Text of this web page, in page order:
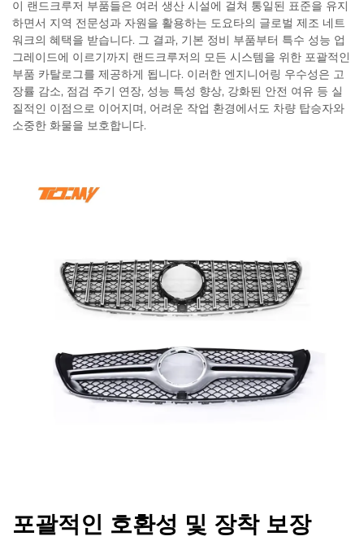
이 랜드크루저 부품들은 여러 생산 시설에 걸쳐 통일된 표준을 유지
하면서 지역 전문성과 자원을 활용하는 도요타의 글로벌 제조 네트
워크의 혜택을 받습니다. 그 결과, 기본 정비 부품부터 특수 성능 업
그레이드에 이르기까지 랜드크루저의 모든 시스템을 위한 포괄적인
부품 카탈로그를 제공하게 됩니다. 이러한 엔지니어링 우수성은 고
장률 감소, 점검 주기 연장, 성능 특성 향상, 강화된 안전 여유 등 실
질적인 이점으로 이어지며, 어려운 작업 환경에서도 차량 탑승자와
소중한 화물을 보호합니다.
포괄적인 호환성 및 장착 보장